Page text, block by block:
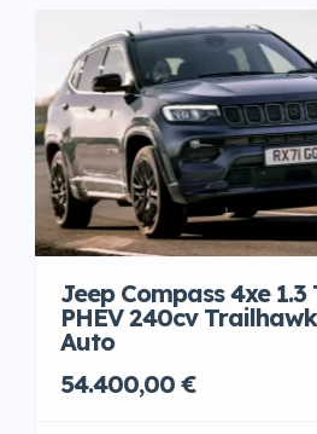
Jeep Compass 4xe 1.3
PHEV 240cv
Auto
54.400,00 €